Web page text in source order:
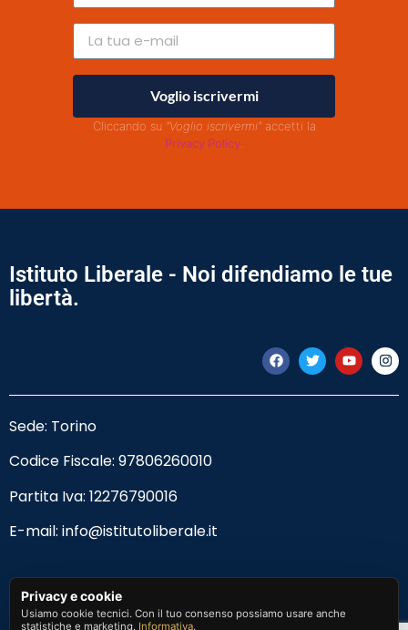
Voglio iscrivermi
Cliccando su "Voglio iscrivermi"accetti la
Privacy Policy
Istituto Liberale - Noi difendiamo le tue
libertà.
Sede: Torino
Codice Fiscale: 97806260010
Partita Iva: 12276790016
E-mail: info@istitutoliberale.it
Privacy Policy
Privacy e cookie
Usiamo cookie tecnici. Con il tuo consenso possiamo usare anche
statistiche e marketing. Informativa.